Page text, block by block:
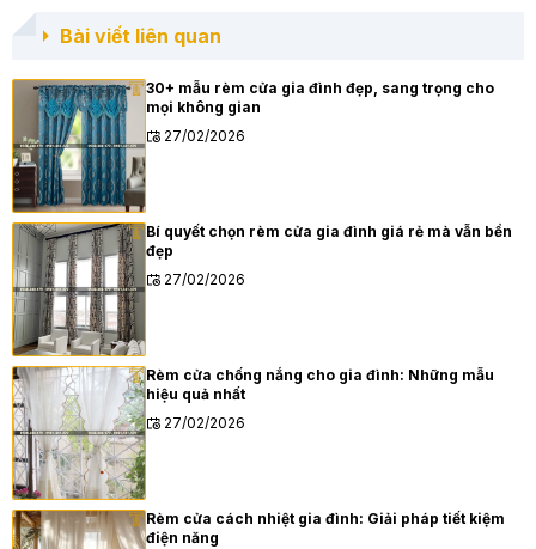
Bài viết liên quan
30+ mẫu rèm cửa gia đình đẹp, sang trọng cho
mọi không gian
27/02/2026
Bí quyết chọn rèm cửa gia đình giá rẻ mà vẫn bền
đẹp
27/02/2026
Rèm cửa chống nắng cho gia đình: Những mẫu
hiệu quả nhất
27/02/2026
Rèm cửa cách nhiệt gia đình: Giải pháp tiết kiệm
điện năng